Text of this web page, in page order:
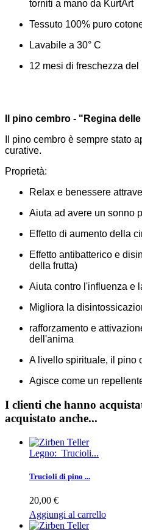
torniti a mano da KurtArt
Tessuto 100% puro
Lavabile a 30° C
12 mesi di freschezza del
Il pino cembro - "Regina
Il pino cembro è sempre stato
curative.
Proprietà:
Relax e benessere
Aiuta ad avere un sonno
Effetto di aumento della
Effetto antibatterico e
della frutta)
Aiuta contro l'influenza e
Migliora la
rafforzamento e
dell'anima
A livello spirituale, il pino
Agisce come un
I clienti che hanno
acquistato anche...
Legno: Trucioli...
Trucioli di pino ...
20,00 €
Aggiungi al carrello